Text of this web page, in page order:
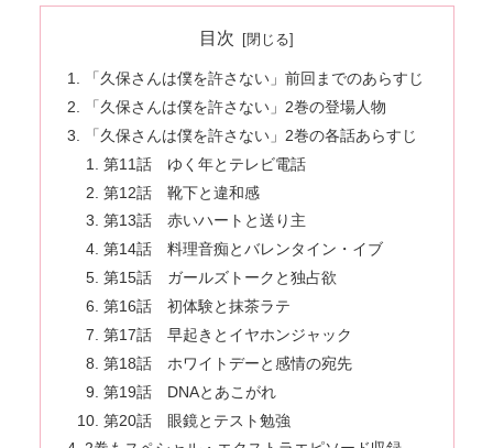
目次
「久保さんは僕を許さない」前回までのあらすじ
「久保さんは僕を許さない」2巻の登場人物
「久保さんは僕を許さない」2巻の各話あらすじ
第11話 ゆく年とテレビ電話
第12話 靴下と違和感
第13話 赤いハートと送り主
第14話 料理音痴とバレンタイン・イブ
第15話 ガールズトークと独占欲
第16話 初体験と抹茶ラテ
第17話 早起きとイヤホンジャック
第18話 ホワイトデーと感情の宛先
第19話 DNAとあこがれ
第20話 眼鏡とテスト勉強